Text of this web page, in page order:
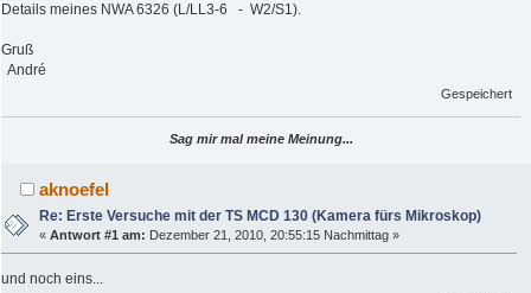
Details meines NWA 6326 (L/LL3-6 - W2/S1).
Gruß
André
Gespeichert
Sag mir mal meine Meinung...
aknoefel
Re: Erste Versuche mit der TS MCD 130 (Kamera fürs Mikroskop)
«Antwort #1 am: Dezember 21, 2010, 20:55:15 Nachmittag »
und noch eins...